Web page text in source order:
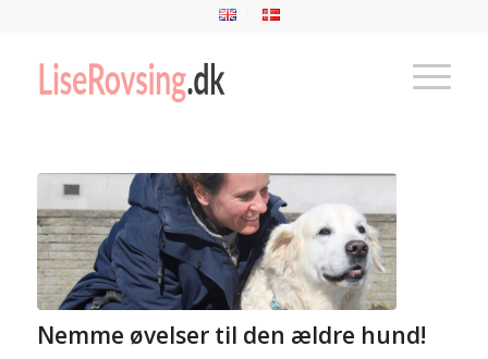
Nemme øvelser til den ældre hund!